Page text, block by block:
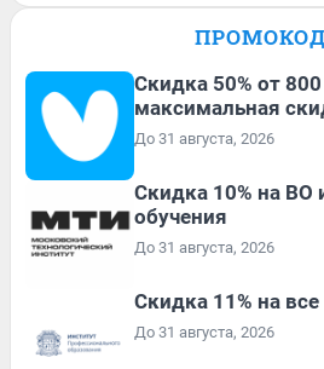
Скидка 50% от
максимальная
До 31 августа, 2026
Скидка 10% на ВО
обучения
До 31 августа, 2026
Скидка 11% на
До 31 августа, 2026